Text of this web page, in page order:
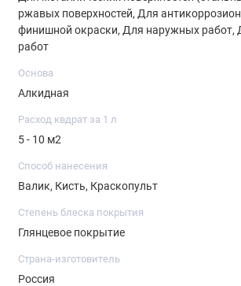
ржавых поверхностей, Для
финишной окраски, Для наружных работ,
работ
Основа
Алкидная
Расход квдрат за 1 л
5 - 10 м2
Способ нанесения
Валик, Кисть, Краскопульт
Степень блеска покрытия
Глянцевое покрытие
Страна-изготовитель
Россия